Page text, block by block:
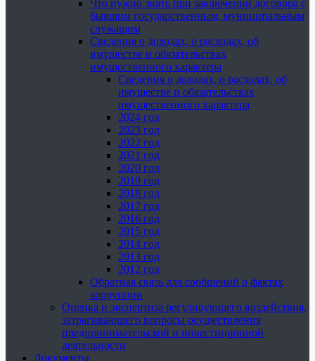
Что нужно знать при заключении договора с
бывшим государственным, муниципальным
служащим
Сведения о доходах, о расходах, об
имуществе и обязательствах
имущественного характера
Сведения о доходах, о расходах, об
имуществе и обязательствах
имущественного характера
2024 год
2023 год
2022 год
2021 год
2020 год
2019 год
2018 год
2017 год
2016 год
2015 год
2014 год
2013 год
2012 год
Обратная связь для сообщений о фактах
коррупции
Оценка и экспертиза регулирующего воздействия,
затрагивающего вопросы осуществления
предпринимательской и инвестиционной
деятельности
Документы